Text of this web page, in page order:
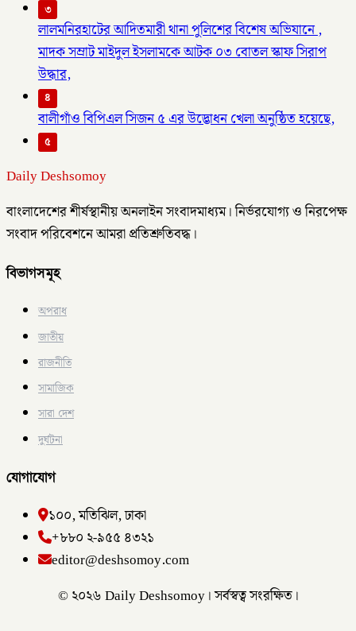
৩
লালমনিরহাটের আদিতমারী থানা পুলিশের বিশেষ অভিযানে ,
মাদক সম্রাট মাইদুল ইসলামকে আটক ০৩ বোতল স্কাফ সিরাপ
উদ্ধার,
৪
বালীগাঁও বিপিএল সিজন ৫ এর উদ্ভোধন খেলা অনুষ্ঠিত হয়েছে,
৫
Daily Deshsomoy
বাংলাদেশের শীর্ষস্থানীয় অনলাইন সংবাদমাধ্যম। নির্ভরযোগ্য ও নিরপেক্ষ
সংবাদ পরিবেশনে আমরা প্রতিশ্রুতিবদ্ধ।
বিভাগসমূহ
অপরাধ
জাতীয়
রাজনীতি
সামাজিক
সারা দেশ
দুর্ঘটনা
যোগাযোগ
১০০, মতিঝিল, ঢাকা
+৮৮০ ২-৯৫৫ ৪৩২১
editor@deshsomoy.com
© ২০২৬ Daily Deshsomoy। সর্বস্বত্ব সংরক্ষিত।